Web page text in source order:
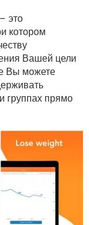
это
котором
Вашей цели
Вы можете
группах прямо